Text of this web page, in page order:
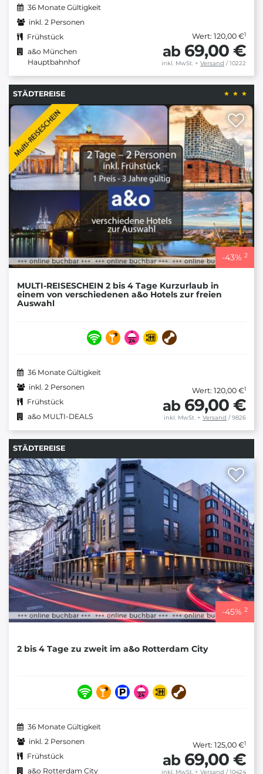
36 Monate Gültigkeit
inkl. 2 Personen
Frühstück
a&o München
Hauptbahnhof
Wert: 120,00 €1
ab 69,00 €
inkl. MwSt. + Versand / 10222
STÄDTEREISE
-43% 2
MULTI-REISESCHEIN 2 bis 4 Tage Kurzurlaub in
einem von verschiedenen a&o Hotels zur freien
Auswahl
36 Monate Gültigkeit
inkl. 2 Personen
Frühstück
a&o MULTI-DEALS
Wert: 120,00 €1
ab 69,00 €
inkl. MwSt. + Versand / 9826
STÄDTEREISE
-45% 2
2 bis 4 Tage zu zweit im a&o Rotterdam City
36 Monate Gültigkeit
inkl. 2 Personen
Frühstück
a&o Rotterdam City
Wert: 125,00 €1
ab 69,00 €
inkl. MwSt. + Versand / 10424